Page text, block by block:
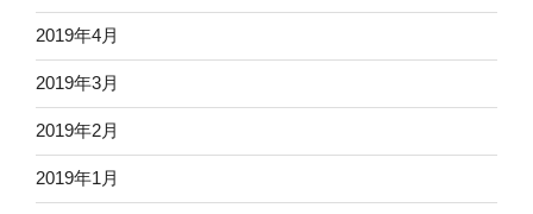
2019年4月
2019年3月
2019年2月
2019年1月